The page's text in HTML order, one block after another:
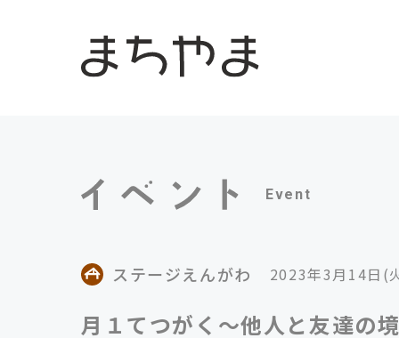
Event
ステージえんがわ 2023年3月14日(
月１てつがく〜他人と友達の